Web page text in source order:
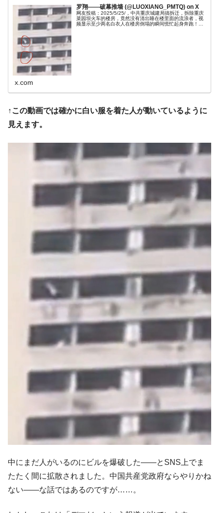
罗翔——破幕推墙 (@LUOXIANG_PMTQ) on X
网友投稿：2025/5/25/，中共重庆城建局搞拆迁，拆除重庆
菜园坝火车的楼房，竟然没有清出睡在楼里面的流浪者，视
频显示至少两名白衣人在楼房倒塌的瞬间慌忙起身奔跑！那
x.com
↑この動画では確かに白い服を着た人が動いているように
見えます。
中にまだ人がいるのにビルを爆破した――とSNS上でま
たたく間に拡散されました。中国共産党政府ならやりかね
ない――な話ではあるのですが……。